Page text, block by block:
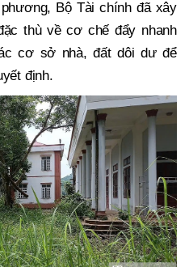
Bộ Tài chính đã xây
thù về cơ chế đẩy nhanh
cơ sở nhà, đất dôi dư để
định.